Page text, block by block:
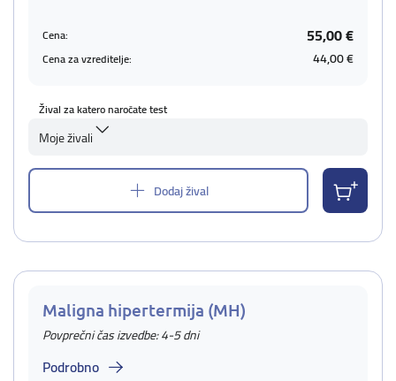
Cena: 55,00 €
Cena za vzreditelje: 44,00 €
Žival za katero naročate test
Moje živali
Dodaj žival
Maligna hipertermija (MH)
Povprečni čas izvedbe: 4-5 dni
Podrobno